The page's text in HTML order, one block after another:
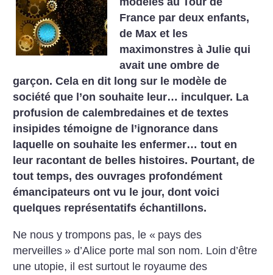
France par deux enfants,
de Max et les
maximonstres à Julie qui
avait une ombre de
garçon. Cela en dit long sur le modèle de
société que l’on souhaite leur… inculquer. La
profusion de calembredaines et de textes
insipides témoigne de l’ignorance dans
laquelle on souhaite les enfermer… tout en
leur racontant de belles histoires. Pourtant, de
tout temps, des ouvrages profondément
émancipateurs ont vu le jour, dont voici
quelques représentatifs échantillons.
Ne nous y trompons pas, le « pays des
merveilles » d’Alice porte mal son nom. Loin d’être
une utopie, il est surtout le royaume des